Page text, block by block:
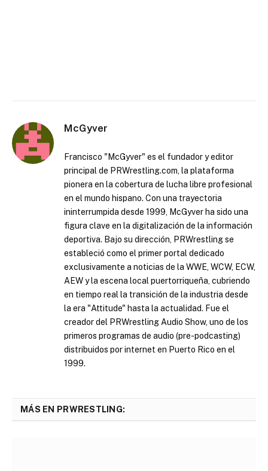
McGyver
Francisco "McGyver" es el fundador y editor
principal de PRWrestling.com, la plataforma
pionera en la cobertura de lucha libre profesional
en el mundo hispano. Con una trayectoria
ininterrumpida desde 1999, McGyver ha sido una
figura clave en la digitalización de la información
deportiva. Bajo su dirección, PRWrestling se
estableció como el primer portal dedicado
exclusivamente a noticias de la WWE, WCW, ECW,
AEW y la escena local puertorriqueña, cubriendo
en tiempo real la transición de la industria desde
la era "Attitude" hasta la actualidad. Fue el
creador del PRWrestling Audio Show, uno de los
primeros programas de audio (pre-podcasting)
distribuidos por internet en Puerto Rico en el
1999.
MÁS EN PRWRESTLING: